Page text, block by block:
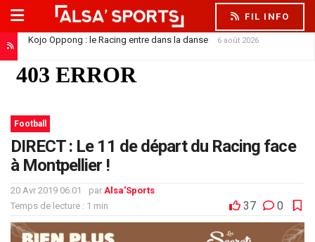
FIL INFO
Kojo Oppong : le Racing entre dans la danse
Saïdou Sow file à Nantes : un départ qui libère la défense
Football
DIRECT : Le 11 de départ du Racing face
à Montpellier !
20 Avr 2019 06:01 par Alsa'Sports
Temps de lecture : 1 min
37 0